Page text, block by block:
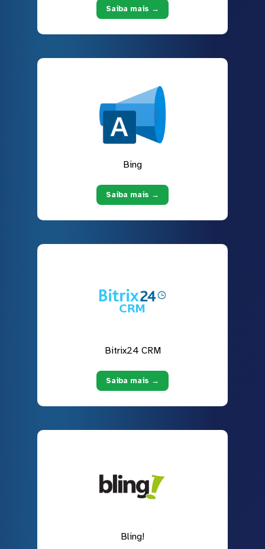
Saiba mais →
Bing
Saiba mais →
Bitrix24 CRM
Saiba mais →
Bling!